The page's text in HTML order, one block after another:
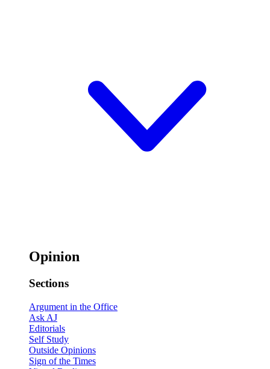
Opinion
Sections
Argument in the Office
Ask AJ
Editorials
Self Study
Outside Opinions
Sign of the Times